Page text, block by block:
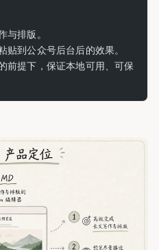
与排版。
贴到公众号后台后的效果。
前提下，保证本地可用、可保